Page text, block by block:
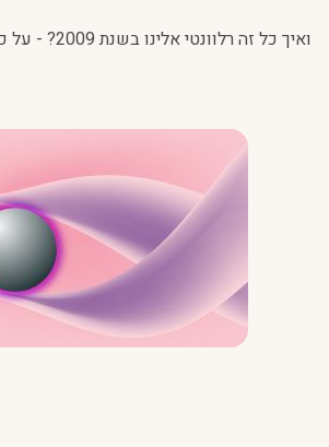
ואיך כל זה רלוונטי אלינו בשנת 2009? - על כך בפרק הבא